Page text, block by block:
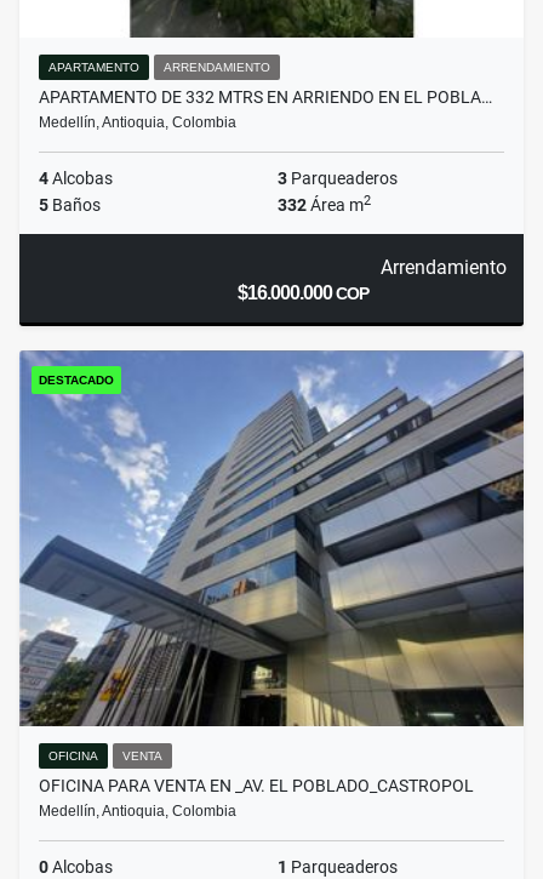
APARTAMENTO ARRENDAMIENTO
APARTAMENTO DE 332 MTRS EN ARRIENDO EN EL POBLA…
Medellín, Antioquia, Colombia
4Alcobas 3 Parqueaderos
5 Baños 332Área m2
Arrendamiento
$16.000.000COP
DESTACADO
OFICINA VENTA
OFICINA PARA VENTA EN _AV. EL POBLADO_CASTROPOL
Medellín, Antioquia, Colombia
0Alcobas 1 Parqueaderos